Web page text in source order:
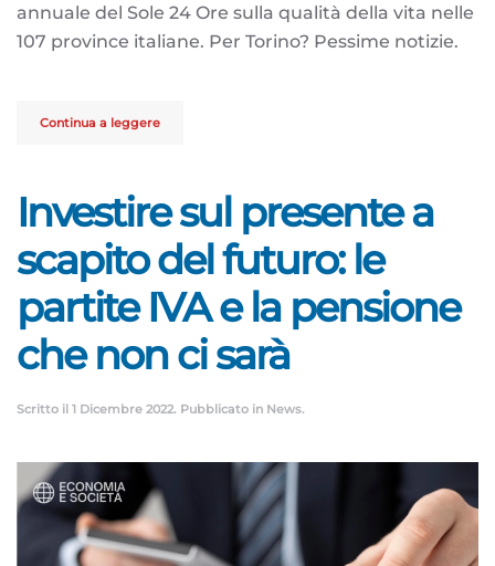
annuale del Sole 24 Ore sulla qualità della vita nelle
107 province italiane. Per Torino? Pessime notizie.
Continua a leggere
Investire sul presente a
scapito del futuro: le
partite IVA e la pensione
che non ci sarà
Scritto il 1 Dicembre 2022. Pubblicato in News.